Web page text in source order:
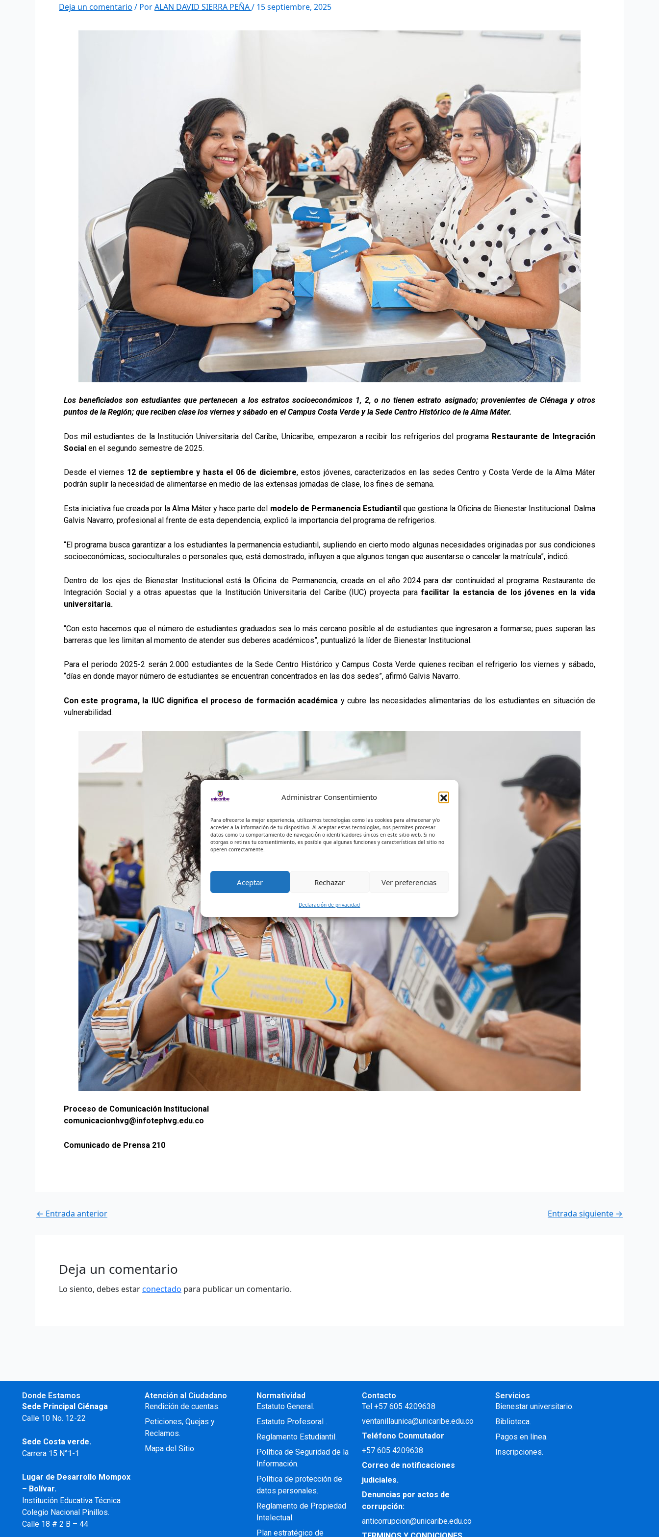
Administrar Consentimiento
Para ofrecerte la mejor experiencia, utilizamos tecnologías como las cookies para almacenar y/o
acceder a la información de tu dispositivo. Al aceptar estas tecnologías, nos permites procesar
datos como tu comportamiento de navegación o identificadores únicos en este sitio web. Si no
otorgas o retiras tu consentimiento, es posible que algunas funciones y características del sitio no
operen correctamente.
Aceptar Rechazar Ver preferencias
Declaración de privacidad
Deja un comentario / PorALAN DAVID SIERRA PEÑA/ 15 septiembre, 2025
Los beneficiados son estudiantes que pertenecen a los estratos socioeconómicos 1, 2, o no tienen estrato asignado; provenientes de Ciénaga y otros
puntos de la Región; que reciben clase los viernes y sábado en el Campus Costa Verde y la Sede Centro Histórico de la Alma Máter.
Dos mil estudiantes de la Institución Universitaria del Caribe, Unicaribe, empezaron a recibir los refrigerios del programa Restaurante de Integración
Social en el segundo semestre de 2025.
Desde el viernes 12 de septiembre y hasta el 06 de diciembre, estos jóvenes, caracterizados en las sedes Centro y Costa Verde de la Alma Máter
podrán suplir la necesidad de alimentarse en medio de las extensas jornadas de clase, los fines de semana.
Esta iniciativa fue creada por la Alma Máter y hace parte del modelo de Permanencia Estudiantilque gestiona la Oficina de Bienestar Institucional. Dalma
Galvis Navarro, profesional al frente de esta dependencia, explicó la importancia del programa de refrigerios.
“El programa busca garantizar a los estudiantes la permanencia estudiantil, supliendo en cierto modo algunas necesidades originadas por sus condiciones
socioeconómicas, socioculturales o personales que, está demostrado, influyen a que algunos tengan que ausentarse o cancelar la matrícula”, indicó.
Dentro de los ejes de Bienestar Institucional está la Oficina de Permanencia, creada en el año 2024 para dar continuidad al programa Restaurante de
Integración Social y a otras apuestas que la Institución Universitaria del Caribe (IUC) proyecta parafacilitar la estancia de los jóvenes en la vida
universitaria.
“Con esto hacemos que el número de estudiantes graduados sea lo más cercano posible al de estudiantes que ingresaron a formarse; pues superan las
barreras que les limitan al momento de atender sus deberes académicos”, puntualizó la líder de Bienestar Institucional.
Para el periodo 2025-2 serán 2.000 estudiantes de la Sede Centro Histórico y Campus Costa Verde quienes reciban el refrigerio los viernes y sábado,
“días en donde mayor número de estudiantes se encuentran concentrados en las dos sedes”, afirmó Galvis Navarro.
Con este programa, la IUC dignifica el proceso de formación académica y cubre las necesidades alimentarias de los estudiantes en situación de
vulnerabilidad.
Proceso de Comunicación Institucional
comunicacionhvg@infotephvg.edu.co
Comunicado de Prensa 210
← Entrada anterior Entrada siguiente →
Deja un comentario
Lo siento, debes estarconectado para publicar un comentario.
Donde Estamos
Sede Principal Ciénaga
Calle 10 No. 12-22
Sede Costa verde.
Carrera 15 N°1-1
Lugar de Desarrollo Mompox
– Bolívar.
Institución Educativa Técnica
Colegio Nacional Pinillos.
Calle 18 # 2 B – 44
Atención al Ciudadano
Rendición de cuentas.
Peticiones, Quejas y
Reclamos.
Mapa del Sitio.
Normatividad
Estatuto General.
Estatuto Profesoral .
Reglamento Estudiantil.
Política de Seguridad de la
Información.
Política de protección de
datos personales.
Reglamento de Propiedad
Intelectual .
Plan estratégico de
Contacto
Tel +57 605 4209638
ventanillaunica@unicaribe.edu.co
Teléfono Conmutador
+57605 4209638
Correo de notificaciones
judiciales.
Denuncias por actos de
corrupción:
anticorrupcion@unicaribe.edu.co
Servicios
Bienestar universitario.
Biblioteca.
Pagos en línea.
Inscripciones.